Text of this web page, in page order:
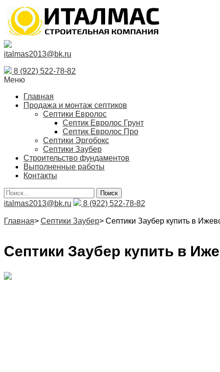
italmas2013@bk.ru
8 (922) 522-78-82
Меню
Главная
Продажа и монтаж септиков
Септики Евролос
Септик Евролос Грунт
Септик Евролос Про
Септики Эргобокс
Септики Заубер
Строительство фундаментов
Выполненные работы
Контакты
Поиск
italmas2013@bk.ru 8 (922) 522-78-82
Главная> Септики Заубер> Септики Заубер купить в
Септики Заубер купить в